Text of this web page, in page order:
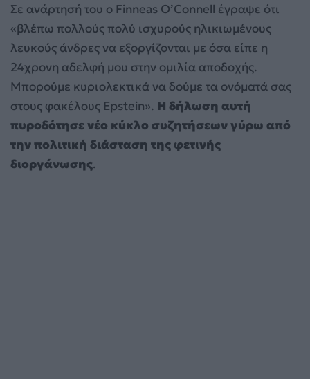
Σε ανάρτησή του ο Finneas O’Connell έγραψε ότι
«βλέπω πολλούς πολύ ισχυρούς ηλικιωμένους
λευκούς άνδρες να εξοργίζονται με όσα είπε η
24χρονη αδελφή μου στην ομιλία αποδοχής.
Μπορούμε κυριολεκτικά να δούμε τα ονόματά σας
στους φακέλους Epstein». Η δήλωση αυτή
πυροδότησε νέο κύκλο συζητήσεων γύρω από
την πολιτική διάσταση της φετινής
διοργάνωσης.